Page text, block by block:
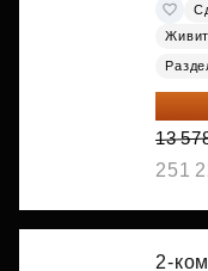
10
13
251
2-